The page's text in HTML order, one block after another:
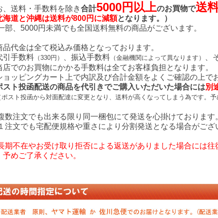
、送料・手数料を除き合計5000円以上のお買物で送
海道と沖縄は送料が800円に減額となります。）
部、5000円未満でも全国送料無料の商品がございます。
品代金は全て税込み価格となっております。
引手数料 （330円） 、振込手数料 （金融機関によって異なります）
、
でのお買物にかかる手数料は全てお客様負担となります。
ッピングカート上で内訳及び合計金額をよくご確認の上で
スト投函配送の商品を代引きでご購入いただいた場合には別
ポスト投函から対面配達に変更となり、送料が高くなってしまう為です。
数注文でも出来る限り同一梱包にて発送を心掛けております
注文でも宅配便規格や重さにより分割発送となる場合がござ
期不在やお受け取り拒否による返送がありました場合には往
予めご了承ください。